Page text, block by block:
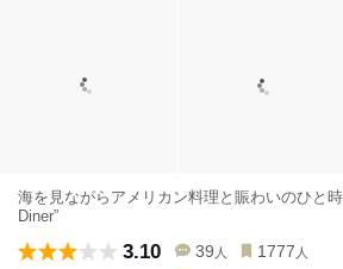
海を見ながらアメリカン料理と賑わいのひと
Diner”
3.10 39 人 1777 人